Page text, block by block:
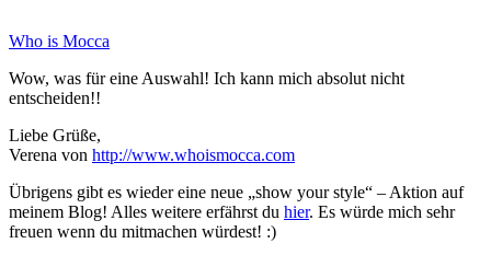
Who is Mocca
Wow, was für eine Auswahl! Ich kann mich absolut nicht
entscheiden!!
Liebe Grüße,
Verena von http://www.whoismocca.com
Übrigens gibt es wieder eine neue „show your style“ – Aktion auf
meinem Blog! Alles weitere erfährst du hier. Es würde mich sehr
freuen wenn du mitmachen würdest! :)